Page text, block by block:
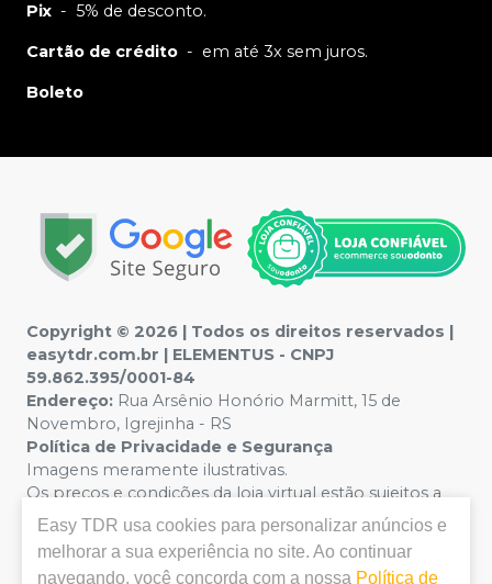
Pix - 5% de desconto.
Cartão de crédito - em até 3x sem juros.
Boleto
Copyright © 2026 | Todos os direitos reservados |
easytdr.com.br | ELEMENTUS - CNPJ
59.862.395/0001-84
Endereço: Rua Arsênio Honório Marmitt, 15 de
Novembro, Igrejinha - RS
Política de Privacidade e Segurança
Imagens meramente ilustrativas.
Os preços e condições da loja virtual estão sujeitos a
alterações sem aviso prévio. Em caso de divergência de
valores, o preço válido será o exibido no Carrinho de
Compras.
Easy TDR usa cookies para personalizar anúncios e
melhorar a sua experiência no site. Ao continuar
navegando, você concorda com a nossa Política de